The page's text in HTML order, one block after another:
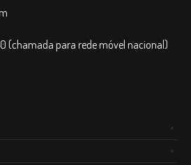
(chamada para rede móvel nacional)